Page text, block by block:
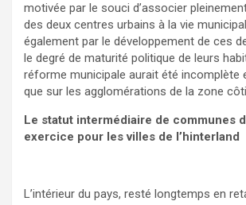
motivée par le souci d’associer
des deux centres urbains à la vie
également par le développement de ces
le degré de maturité politique de leurs
réforme municipale aurait été incomplète
que sur les agglomérations de la zone
Le statut intermédiaire de communes
exercice pour les villes de l’hinterland
L’intérieur du pays, resté longtemps en